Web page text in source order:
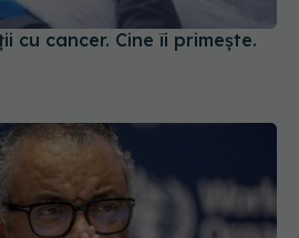
cu cancer. Cine îi primește.